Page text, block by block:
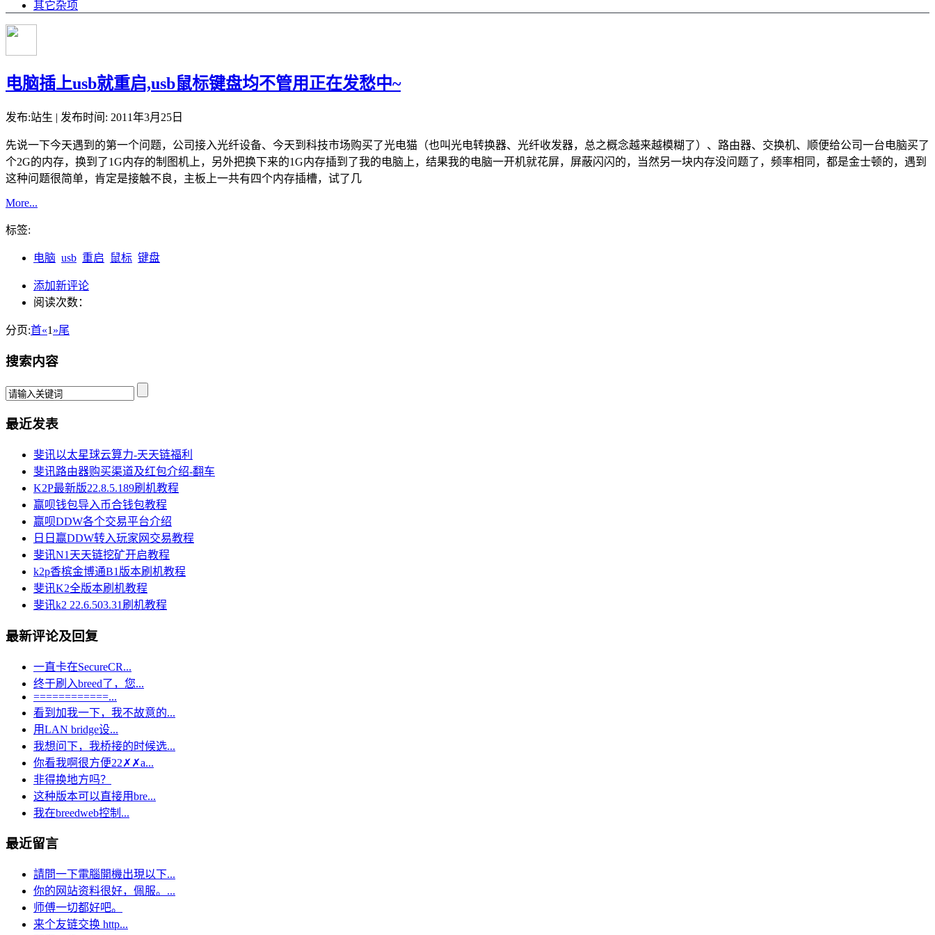
其它杂项
电脑插上usb就重启,usb鼠标键盘均不管用正在发愁中~
发布:站生 | 发布时间: 2011年3月25日
先说一下今天遇到的第一个问题，公司接入光纤设备、今天到科技市场购买了光电猫（也叫光电转换器、光纤收发器，总之概念越来越模糊了）、路由器、交换机、顺便给公司一台电脑买了
个2G的内存，换到了1G内存的制图机上，另外把换下来的1G内存插到了我的电脑上，结果我的电脑一开机就花屏，屏蔽闪闪的，当然另一块内存没问题了，频率相同，都是金士顿的，遇到
这种问题很简单，肯定是接触不良，主板上一共有四个内存插槽，试了几
More...
标签:
电脑 usb 重启 鼠标 键盘
添加新评论
阅读次数：
分页:首«1 »尾
搜索内容
最近发表
斐讯以太星球云算力-天天链福利
斐讯路由器购买渠道及红包介绍-翻车
K2P最新版22.8.5.189刷机教程
赢呗钱包导入币合钱包教程
赢呗DDW各个交易平台介绍
日日赢DDW转入玩家网交易教程
斐讯N1天天链挖矿开启教程
k2p香槟金博通B1版本刷机教程
斐讯K2全版本刷机教程
斐讯k2 22.6.503.31刷机教程
最新评论及回复
一直卡在SecureCR...
终于刷入breed了，您...
============...
看到加我一下，我不故意的...
用LAN bridge设...
我想问下，我桥接的时候选...
你看我啊很方便22✗✗a...
非得换地方吗？
这种版本可以直接用bre...
我在breedweb控制...
最近留言
請問一下電腦開機出現以下...
你的网站资料很好，佩服。...
师傅一切都好吧。
来个友链交换 http...